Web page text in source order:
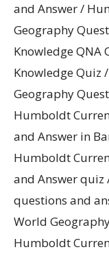
and Answer /
Geography
Knowledge QNA
Knowledge Quiz
Geography
Humboldt
and Answer in
Humboldt
and Answer quiz
questions and
World
Humboldt